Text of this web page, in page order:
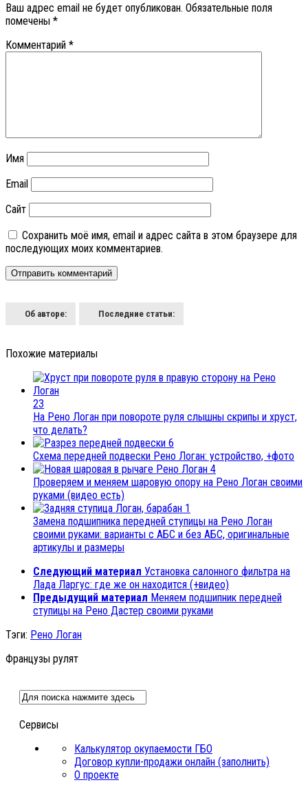
Ваш адрес email не будет опубликован. Обязательные поля
помечены *
Комментарий *
Имя
Email
Сайт
Сохранить моё имя, email и адрес сайта в этом браузере для
последующих моих комментариев.
Об авторе: Последние статьи:
Похожие материалы
23
На Рено Логан при повороте руля слышны скрипы и хруст,
что делать?
6
Схема передней подвески Рено Логан: устройство, +фото
4
Проверяем и меняем шаровую опору на Рено Логан своими
руками (видео есть)
1
Замена подшипника передней ступицы на Рено Логан
своими руками: варианты с АБС и без АБС, оригинальные
артикулы и размеры
Следующий материал Установка салонного фильтра на
Лада Ларгус: где же он находится (+видео)
Предыдущий материал Меняем подшипник передней
ступицы на Рено Дастер своими руками
Тэги: Рено Логан
Французы рулят
Сервисы
Калькулятор окупаемости ГБО
Договор купли-продажи онлайн (заполнить)
О проекте